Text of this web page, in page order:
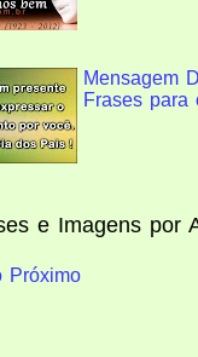
Mensagem
Frases para
e Imagens por
Próximo